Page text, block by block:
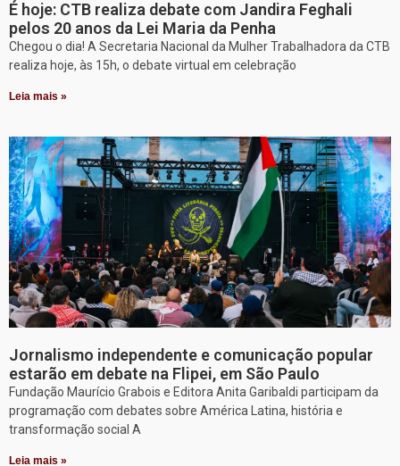
É hoje: CTB realiza debate com Jandira Feghali
pelos 20 anos da Lei Maria da Penha
Chegou o dia! A Secretaria Nacional da Mulher Trabalhadora da CTB
realiza hoje, às 15h, o debate virtual em celebração
Leia mais »
Jornalismo independente e comunicação popular
estarão em debate na Flipei, em São Paulo
Fundação Maurício Grabois e Editora Anita Garibaldi participam da
programação com debates sobre América Latina, história e
transformação social A
Leia mais »